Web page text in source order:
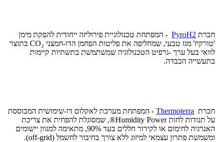
חברת PyroH2 - המפתחת טכנולוגיית פירוליזה ייחודית להפקת מימן
'טורקיז' מגז טבעי, שמחליפה את פליטות הפחמן הדו-חמצני CO₂ בתוצר
לוואי בעל ערך -גרפיט הטכנולוגיה שמשתמשת בתשתיות קיימות
בתעשייה הכבדה.
חברת Thermoterra - המפתחת מערכת לאקלום דו-שימושית המבוססת
על תנודות לחות Humidity Power®, שמסוגלת להפחית את צריכת
האנרגיה לחימום או לקירור חללים בעד 90%, מתאימה למגוון יישומים
ומשמשת פתרון עצמאי למיזוג ללא צורך בחיבור לחשמל (off-grid).